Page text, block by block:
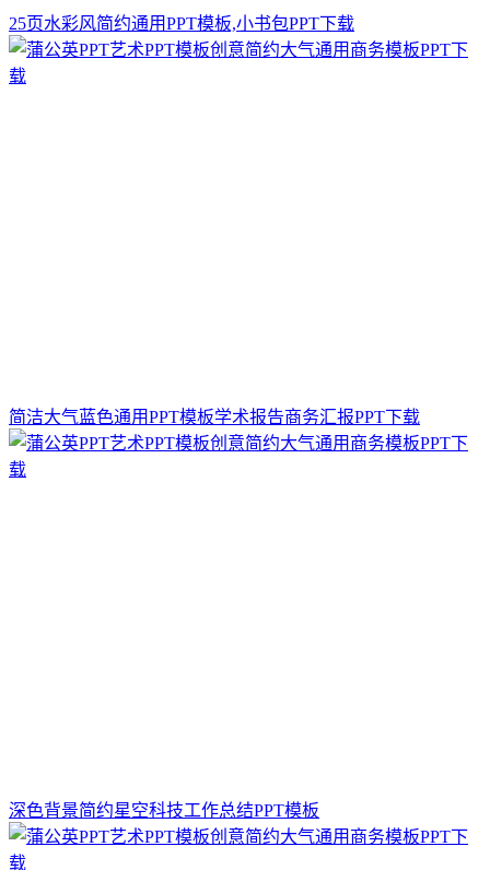
25页水彩风简约通用PPT模板,小书包PPT下载
简洁大气蓝色通用PPT模板学术报告商务汇报PPT下载
深色背景简约星空科技工作总结PPT模板